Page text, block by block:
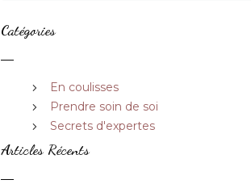
Catégories
En coulisses
Prendre soin de soi
Secrets d'expertes
Articles Récents